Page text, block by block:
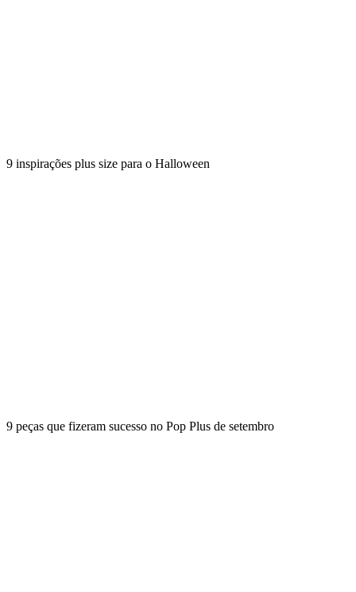
9 inspirações plus size para o Halloween
9 peças que fizeram sucesso no Pop Plus de setembro